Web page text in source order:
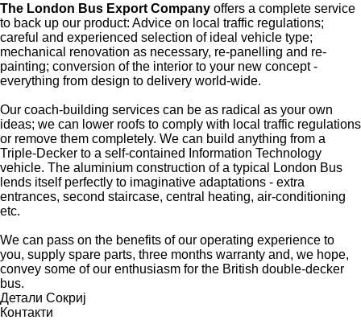
The London Bus Export Company offers a complete service
to back up our product: Advice on local traffic regulations;
careful and experienced selection of ideal vehicle type;
mechanical renovation as necessary, re-panelling and re-
painting; conversion of the interior to your new concept -
everything from design to delivery world-wide.
Our coach-building services can be as radical as your own
ideas; we can lower roofs to comply with local traffic regulations
or remove them completely. We can build anything from a
Triple-Decker to a self-contained Information Technology
vehicle. The aluminium construction of a typical London Bus
lends itself perfectly to imaginative adaptations - extra
entrances, second staircase, central heating, air-conditioning
etc.
We can pass on the benefits of our operating experience to
you, supply spare parts, three months warranty and, we hope,
convey some of our enthusiasm for the British double-decker
bus.
Детали Сокриј
Контакти